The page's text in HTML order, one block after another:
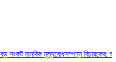
মানবিক মূল্যবোধসম্পন্ন বিচারকের: